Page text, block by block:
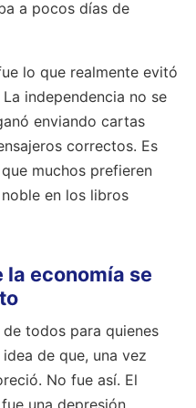
a pocos días de
lo que realmente evitó
independencia no se
enviando cartas
correctos. Es
muchos prefieren
en los libros
la economía se
todos para quienes
de que, una vez
No fue así. El